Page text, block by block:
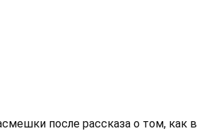
после рассказа о том, как в